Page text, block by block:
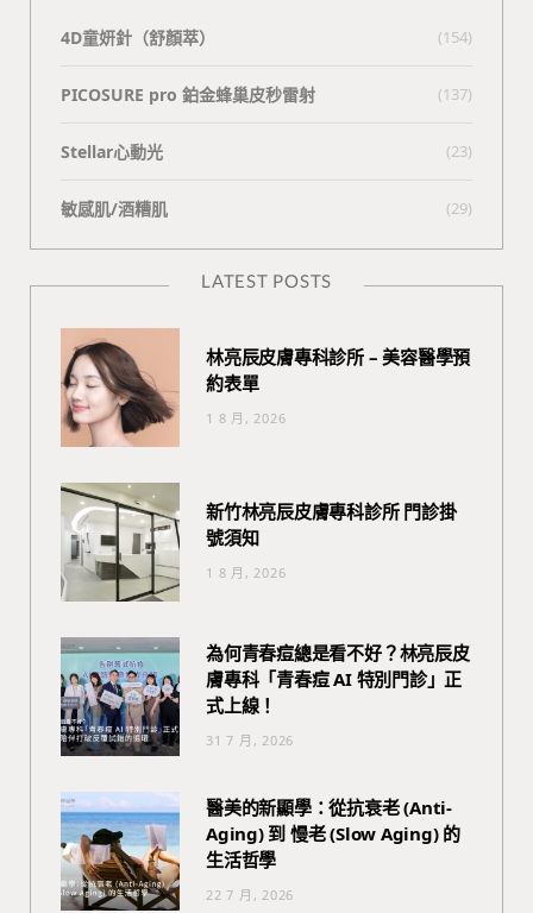
4D童妍針（舒顏萃） (154)
PICOSURE pro 鉑金蜂巢皮秒雷射 (137)
Stellar心動光 (23)
敏感肌/酒糟肌 (29)
LATEST POSTS
林亮辰皮膚專科診所 – 美容醫學預
約表單
1 8 月, 2026
新竹林亮辰皮膚專科診所 門診掛
號須知
1 8 月, 2026
為何青春痘總是看不好？林亮辰皮
膚專科「青春痘 AI 特別門診」正
式上線！
31 7 月, 2026
醫美的新顯學：從抗衰老 (Anti-
Aging) 到 慢老 (Slow Aging) 的
生活哲學
22 7 月, 2026